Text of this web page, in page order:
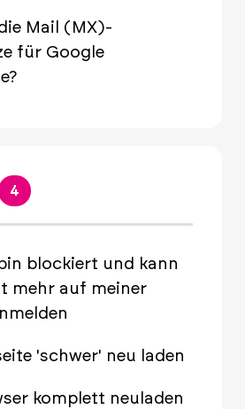
Mail (MX)-
für Google
4
blockiert und kann
mehr auf meiner
'schwer' neu laden
komplett neuladen